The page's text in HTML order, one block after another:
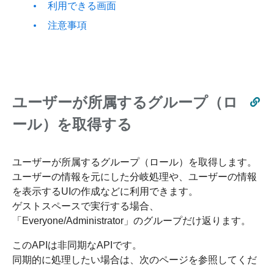
利用できる画面
注意事項
ユーザーが所属するグループ（ロ
ール）を取得する
ユーザーが所属するグループ（ロール）を取得します。
ユーザーの情報を元にした分岐処理や、ユーザーの情報
を表示するUIの作成などに利用できます。
ゲストスペースで実行する場合、
「Everyone/Administrator」のグループだけ返ります。
このAPIは非同期なAPIです。
同期的に処理したい場合は、次のページを参照してくだ